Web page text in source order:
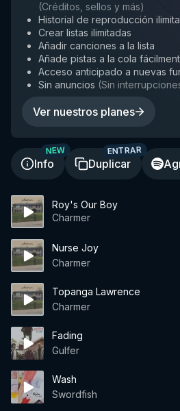
(Créditos, sellos y más)
Historial de reproducción
Crear listas ilimitadas
Añadir canciones a la lista
Añade pistas a la cola
Acceso anticipado a nuevas
Sin anuncios (Sin
Ver nuestros planes
Info
NEW
Duplicar
ENTRAR
Roy's Our Boy
Charmer
Nurse Joy
Charmer
Topanga Lawrence
Charmer
Fading
Gulfer
Wash
Swordfish